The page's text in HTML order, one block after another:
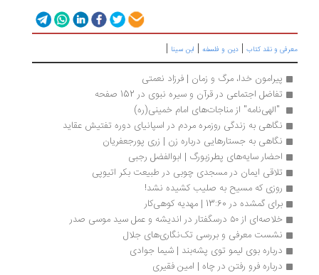
و نقد کتاب|دین و فلسفه|ابن سینا |
پیرامون خدا، مرگ و زمان | فرزاد نعمتی
تفاضل اجتماعی در قرآن و سیره نبوی در 152 صفحه
"الهی‌نامه" از مناجات‌های امام خمینی(ره)
نگاهی به زندگی روزمره مردم در اسپانیای دوره تفتیش عقاید
نگاهی به جستارهایی درباره‌ زن | زری پورجعفریان
احضار سایه‌های پطرزبورگ | ابوالفضل رجبی
تلاقی ایمان در مسجدی چوبی در طبیعت بکر اتیوپی
روزی که مسیح به صلیب کشیده نشد!
برای گمشده در 13:60 | مهدیه کوهی‌کار
خلاصه‌ای از ۵۰ درسگفتار در اندیشه و عمل سید موسی صدر
نشست معرفی و بررسی تک‌نگاری‌های جلال
درباره بوی لیمو توی پشه‌بند | شیما جوادی
درباره فرو رفتن در چاه | امین فقیری